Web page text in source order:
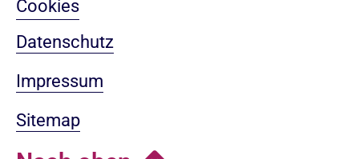
Cookies
Datenschutz
Impressum
Sitemap